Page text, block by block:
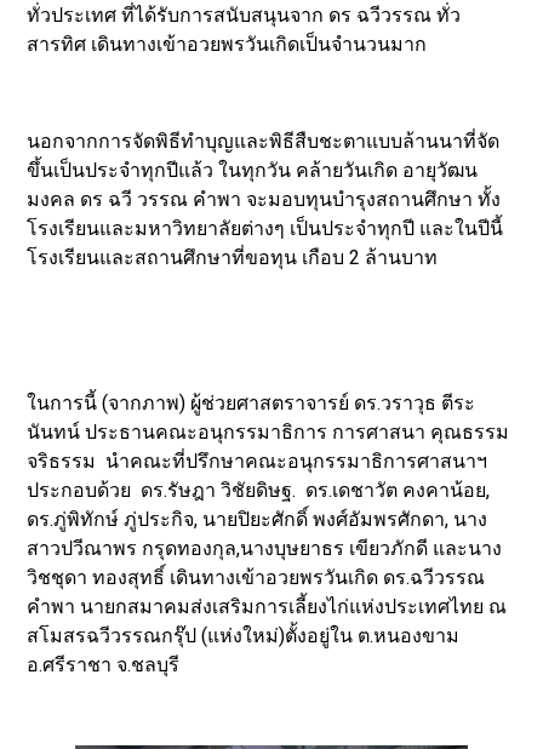
ทั่วประเทศ ที่ได้รับการสนับสนุนจาก ดร ฉวีวรรณ ทั่ว
สารทิศ เดินทางเข้าอวยพรวันเกิดเป็นจำนวนมาก
นอกจากการจัดพิธีทำบุญและพิธีสืบชะตาแบบล้านนาที่จัด
ขึ้นเป็นประจำทุกปีแล้ว ในทุกวัน คล้ายวันเกิด อายุวัฒน
มงคล ดร ฉวี วรรณ คำพา จะมอบทุนบำรุงสถานศึกษา ทั้ง
โรงเรียนและมหาวิทยาลัยต่างๆ เป็นประจำทุกปี และในปีนี้
โรงเรียนและสถานศึกษาที่ขอทุน เกือบ 2 ล้านบาท
ในการนี้ (จากภาพ) ผู้ช่วยศาสตราจารย์ ดร.วราวุธ ตีระ
นันทน์ ประธานคณะอนุกรรมาธิการ การศาสนา คุณธรรม
จริธรรม นำคณะที่ปรึกษาคณะอนุกรรมาธิการศาสนาฯ
ประกอบด้วย ดร.รัษฎา วิชัยดิษฐ. ดร.เดชาวัต คงคาน้อย,
ดร.ภู่พิทักษ์ ภู่ประกิจ, นายปิยะศักดิ์ พงศ์อัมพรศักดา, นาง
สาวปวีณาพร กรุดทองกุล,นางบุษยาธร เขียวภักดี และนาง
วิชชุดา ทองสุทธิ์ เดินทางเข้าอวยพรวันเกิด ดร.ฉวีวรรณ
คำพา นายกสมาคมส่งเสริมการเลี้ยงไก่แห่งประเทศไทย ณ
สโมสรฉวีวรรณกรุ๊ป (แห่งใหม่)ตั้งอยู่ใน ต.หนองขาม
อ.ศรีราชา จ.ชลบุรี